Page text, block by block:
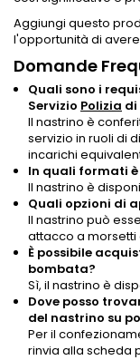
Aggiungi questo
l'opportunità di
Domande
Quali sono i
Servizio Polizia di
Il nastrino è
servizio in ruoli di
incarichi
In quali formati
Il nastrino è
Quali opzioni di
Il nastrino può
attacco a morsetti
È possibile
bombata?
Sì, il nastrino è
Dove posso
del nastrino su
Per il
rinvia alla scheda